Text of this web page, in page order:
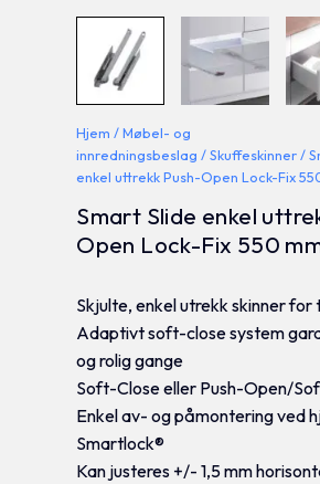
Hjem /Møbel- og
innredningsbeslag /Skuffeskinner/
enkel uttrekk Push-Open Lock-Fix
Smart Slide enkel
Open Lock-Fix 550
Skjulte, enkel utrekk skinner
Adaptivt soft-close system
og rolig gange
Soft-Close eller Push-Open/
Enkel av- og påmontering ved
Smartlock®
Kan justeres +/- 1,5 mm